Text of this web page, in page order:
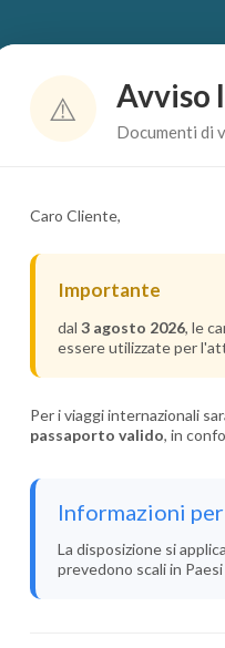
Home Chi
⚠️ Avviso
Documenti di
Caro Cliente,
Importante
dal 3 agosto 2026, le
essere utilizzate per
Per i viaggi internazionali
passaporto valido, in
Informazioni
La disposizione si
prevedono scali in